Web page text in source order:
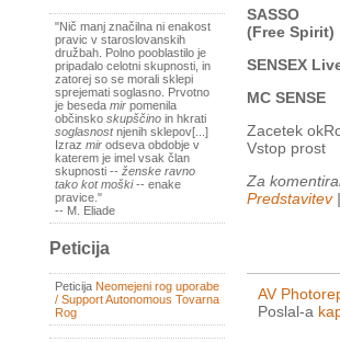
"Nič manj značilna ni enakost
pravic v staroslovanskih
družbah. Polno pooblastilo je
pripadalo celotni skupnosti, in
zatorej so se morali sklepi
sprejemati soglasno. Prvotno
je beseda mir pomenila
občinsko skupščino in hkrati
soglasnostnjenih sklepov[...]
Izraz mir odseva obdobje v
katerem je imel vsak član
skupnosti -- ženske ravno
tako kot moški-- enake
pravice."
-- M. Eliade
Peticija
Peticija Neomejeni rog uporabe
/ Support Autonomous Tovarna
Rog
SASSO
(Free Spirit)
SENSEX
MC SENSE
Zacetek
Vstop prost
Za
Predstavitev|
AV
Poslal-a